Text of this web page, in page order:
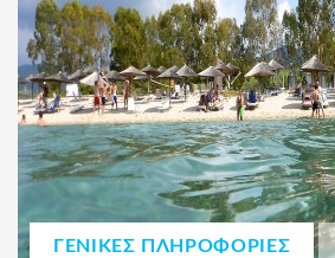
ΓΕΝΙΚΕΣ ΠΛΗΡΟΦΟΡΙΕΣ